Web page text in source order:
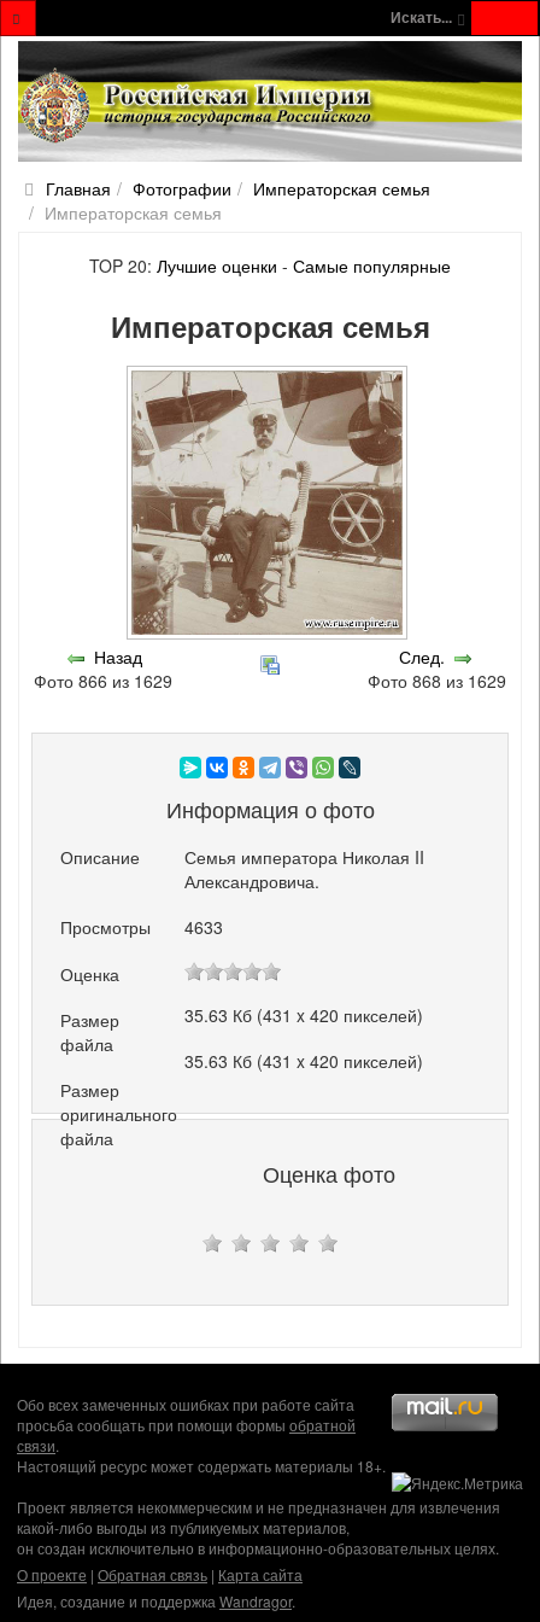
Искать...
Главная Фотографии
Императорская семья
Императорская семья
TOP 20: Лучшие оценки - Самые популярные
Императорская семья
Назад
Фото 866 из 1629
След.
Фото 868 из 1629
Информация о фото
Описание
Семья императора Николая II
Александровича.
Просмотры
4633
Оценка
Размер
файла
35.63 Кб (431 x 420 пикселей)
Размер
оригинального
файла
35.63 Кб (431 x 420 пикселей)
Оценка фото
Обо всех замеченных ошибках при работе сайта
просьба сообщать при помощи формы обратной
связи.
Настоящий ресурс может содержать материалы 18+.
Проект является некоммерческим и не предназначен для извлечения
какой-либо выгоды из публикуемых материалов,
он создан исключительно в информационно-образовательных целях.
О проекте | Обратная связь | Карта сайта
Идея, создание и поддержка Wandragor.